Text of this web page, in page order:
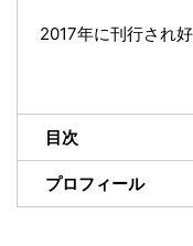
2017年に刊行され
目次
プロフィール